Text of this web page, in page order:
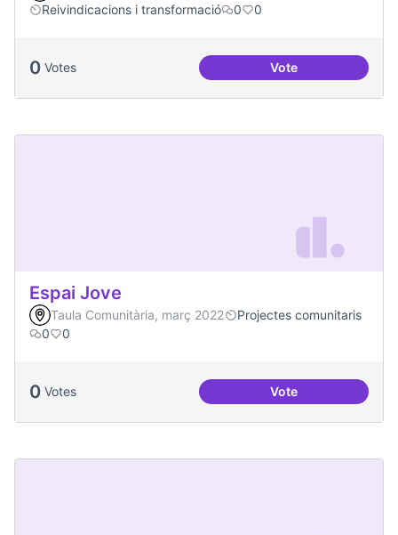
Reivindicacions i transformació
0 0
0 Votes VoteEscletxa digital i
Espai Jove
Taula Comunitària, març 2022
Projectes comunitaris
0
0
0 Votes VoteEspai Jove